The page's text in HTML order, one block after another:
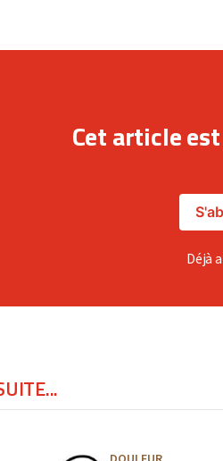
Cet article
Déjà